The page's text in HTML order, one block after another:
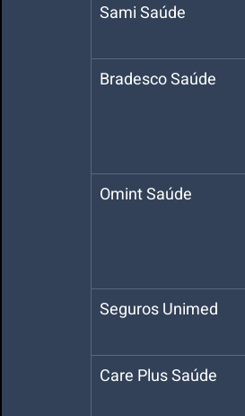
Sami Saúde
Bradesco Saúde
Omint Saúde
Seguros Unimed
Care Plus Saúde